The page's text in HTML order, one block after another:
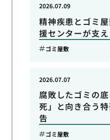
精神疾患とゴミ
援センターが支え
2026.07.09
ゴミ屋敷
腐敗したゴミの
死」と向き合う
告
2026.07.07
ゴミ屋敷